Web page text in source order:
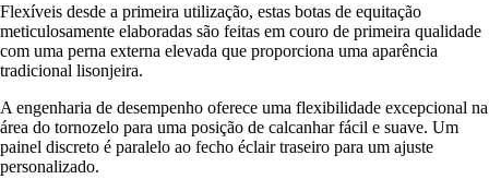
Flexíveis desde a primeira utilização, estas botas de equitação
meticulosamente elaboradas são feitas em couro de primeira qualidade
com uma perna externa elevada que proporciona uma aparência
tradicional lisonjeira.
A engenharia de desempenho oferece uma flexibilidade excepcional na
área do tornozelo para uma posição de calcanhar fácil e suave. Um
painel discreto é paralelo ao fecho éclair traseiro para um ajuste
personalizado.